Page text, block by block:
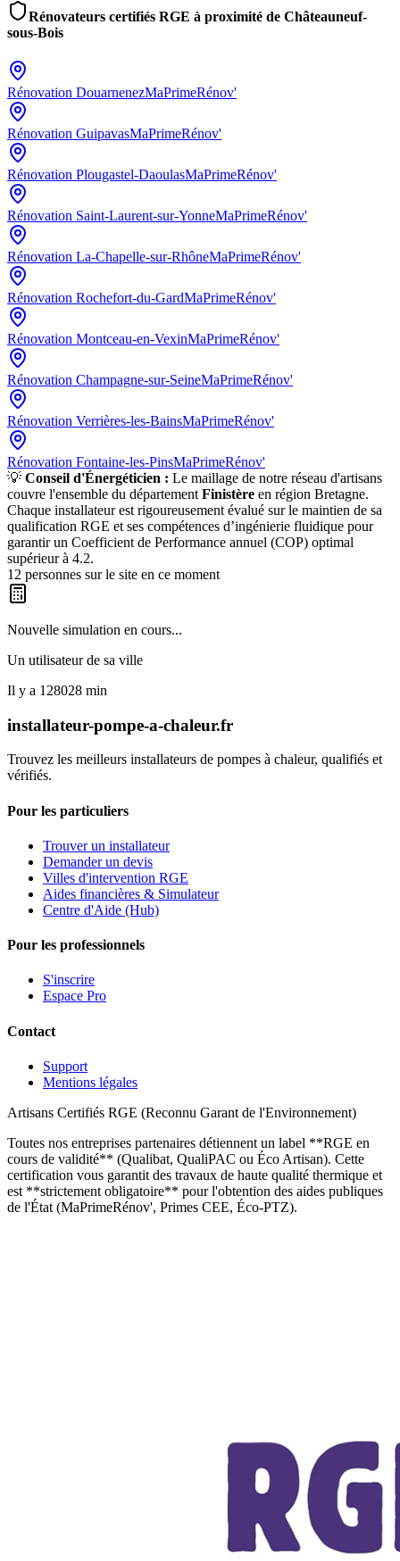
Rénovateurs certifiés RGE à proximité de Châteauneuf-
sous-Bois
Rénovation DouarnenezMaPrimeRénov'
Rénovation GuipavasMaPrimeRénov'
Rénovation Plougastel-DaoulasMaPrimeRénov'
Rénovation Saint-Laurent-sur-YonneMaPrimeRénov'
Rénovation La-Chapelle-sur-RhôneMaPrimeRénov'
Rénovation Rochefort-du-GardMaPrimeRénov'
Rénovation Montceau-en-VexinMaPrimeRénov'
Rénovation Champagne-sur-SeineMaPrimeRénov'
Rénovation Verrières-les-BainsMaPrimeRénov'
Rénovation Fontaine-les-PinsMaPrimeRénov'
💡 Conseil d'Énergéticien : Le maillage de notre réseau d'artisans
couvre l'ensemble du département Finistère en région Bretagne.
Chaque installateur est rigoureusement évalué sur le maintien de sa
qualification RGE et ses compétences d’ingénierie fluidique pour
garantir un Coefficient de Performance annuel (COP) optimal
supérieur à 4.2.
12 personnes sur le site en ce moment
Nouvelle simulation en cours...
Un utilisateur de sa ville
Il y a 128028 min
installateur-pompe-a-chaleur.fr
Trouvez les meilleurs installateurs de pompes à chaleur, qualifiés et
vérifiés.
Pour les particuliers
Trouver un installateur
Demander un devis
Villes d'intervention RGE
Aides financières & Simulateur
Centre d'Aide (Hub)
Pour les professionnels
S'inscrire
Espace Pro
Contact
Support
Mentions légales
Artisans Certifiés RGE (Reconnu Garant de l'Environnement)
Toutes nos entreprises partenaires détiennent un label **RGE en
cours de validité** (Qualibat, QualiPAC ou Éco Artisan). Cette
certification vous garantit des travaux de haute qualité thermique et
est **strictement obligatoire** pour l'obtention des aides publiques
de l'État (MaPrimeRénov', Primes CEE, Éco-PTZ).